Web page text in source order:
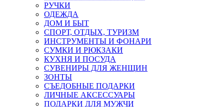
РУЧКИ
ОДЕЖДА
ДОМ И БЫТ
СПОРТ, ОТДЫХ, ТУРИЗМ
ИНСТРУМЕНТЫ И ФОНАРИ
СУМКИ И РЮКЗАКИ
КУХНЯ И ПОСУДА
СУВЕНИРЫ ДЛЯ ЖЕНЩИН
ЗОНТЫ
СЪЕДОБНЫЕ ПОДАРКИ
ЛИЧНЫЕ АКСЕССУАРЫ
ПОДАРКИ ДЛЯ МУЖЧИ